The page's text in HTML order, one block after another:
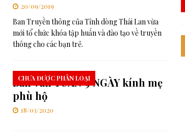
20/09/2019
Ban Truyền thông của Tỉnh dòng Thái Lan vừa
mới tổ chức khóa tập huấn và đào tạo về truyền
thông cho các bạn trẻ.
Bản Văn TUẦN 9 NGÀY kính mẹ
phù hộ
CHƯA ĐƯỢC PHÂN LOẠI
18/03/2020